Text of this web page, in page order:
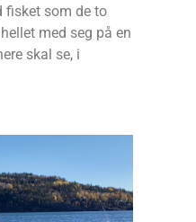
fisket som de to
med seg på en
skal se, i